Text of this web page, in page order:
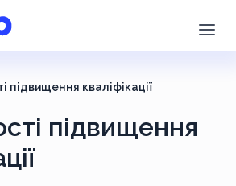
підвищення кваліфікації
підвищення